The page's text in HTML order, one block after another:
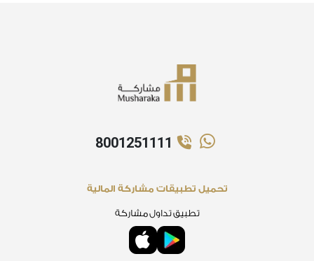
8001251111
تحميل تطبيقات مشاركة المالية
تطبيق تداول مشاركة